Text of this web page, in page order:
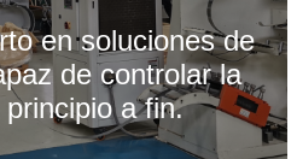
en soluciones de
de controlar la
a fin.